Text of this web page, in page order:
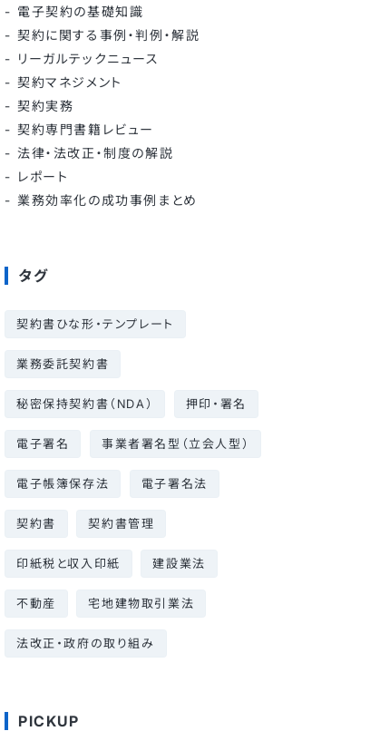
電子契約の基礎知識
契約に関する事例・判例・解説
リーガルテックニュース
契約マネジメント
契約実務
契約専門書籍レビュー
法律・法改正・制度の解説
レポート
業務効率化の成功事例まとめ
タグ
契約書ひな形・テンプレート
業務委託契約書
秘密保持契約書（NDA） 押印・署名
電子署名 事業者署名型（立会人型）
電子帳簿保存法 電子署名法
契約書 契約書管理
印紙税と収入印紙 建設業法
不動産 宅地建物取引業法
法改正・政府の取り組み
PICKUP